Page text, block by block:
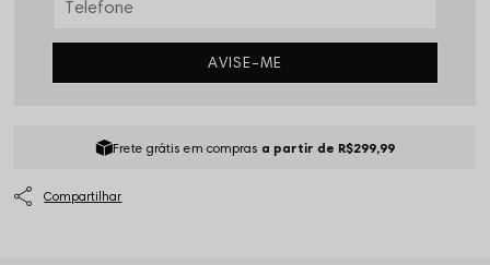
AVISE-ME
Frete grátis em compras a partir de R$299,99